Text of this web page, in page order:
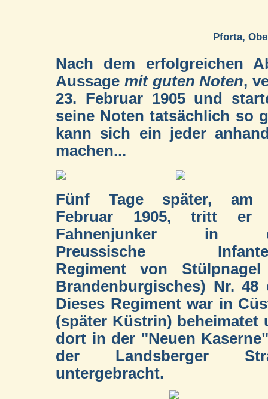
Pforta,
Nach dem erfolgreichen
Aussage mit guten Noten,
23. Februar 1905 und
seine Noten tatsächlich so
kann sich ein jeder
machen...
Fünf Tage später, am
Februar 1905, tritt er
Fahnenjunker in
Preussische
Regiment von
Brandenburgisches) Nr. 48
Dieses Regiment war in
(später Küstrin) beheimatet
dort in der "Neuen
der Landsberger
untergebracht.